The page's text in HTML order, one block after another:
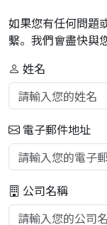
如果您有任何問題
繫。我們會盡快與
姓名
電子郵件地址
公司名稱